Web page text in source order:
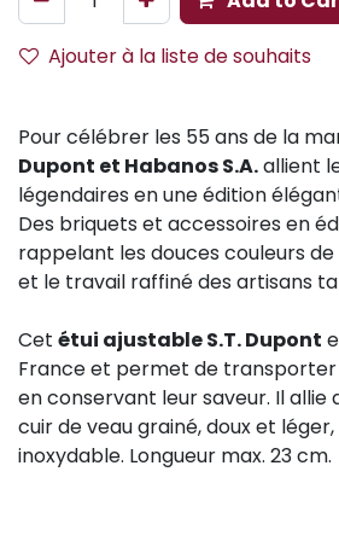
Ajouter à la liste de souhaits
Pour célébrer les 55 ans de la
Dupont et Habanos S.A.allient
légendaires en une édition
Des briquets et accessoires en
rappelant les douces couleurs de
et le travail raffiné des artisans
Cet étui ajustable S.T. Dupont
France et permet de
en conservant leur saveur. Il allie
cuir de veau grainé, doux et léger,
inoxydable. Longueur max. 23 cm.